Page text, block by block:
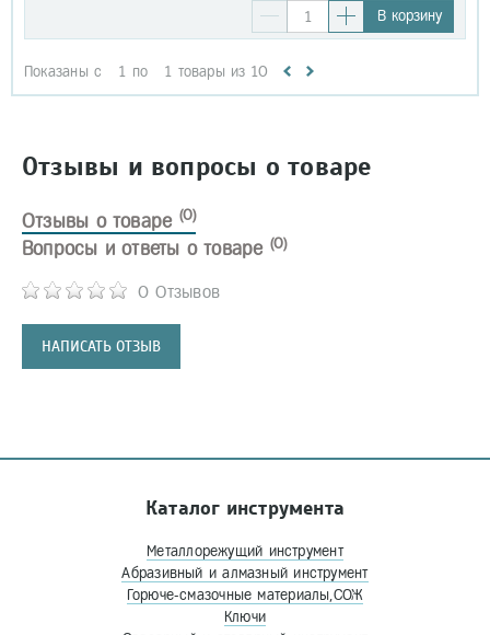
В корзину
Показаны с 1 по 1 товары из 10
Отзывы и вопросы о товаре
Отзывы о товаре (0)
0 Отзывов
НАПИСАТЬ ОТЗЫВ
Вопросы и ответы о товаре (0)
Каталог инструмента
Металлорежущий инструмент
Абразивный и алмазный инструмент
Горюче-смазочные материалы,СОЖ
Ключи